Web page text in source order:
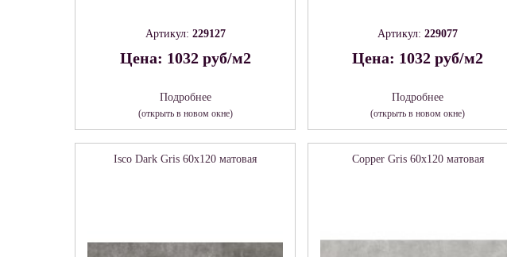
Артикул: 229127
Цена: 1032 руб/м2
Подробнее
(открыть в новом окне)
Артикул:229077
Цена: 1032 руб/м2
Подробнее
(открыть в новом окне)
Isco Dark Gris 60х120 матовая Copper Gris 60х120 матовая